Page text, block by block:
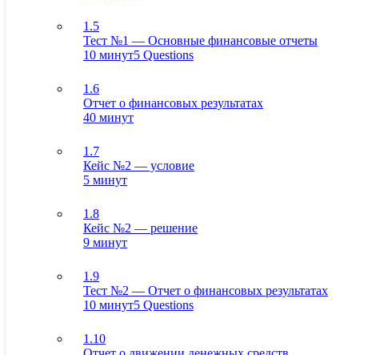
1.5
Тест №1 — Основные финансовые отчеты
10 минут5 Questions
1.6
Отчет о финансовых результатах
40 минут
1.7
Кейс №2 — условие
5 минут
1.8
Кейс №2 — решение
9 минут
1.9
Тест №2 — Отчет о финансовых результатах
10 минут5 Questions
1.10